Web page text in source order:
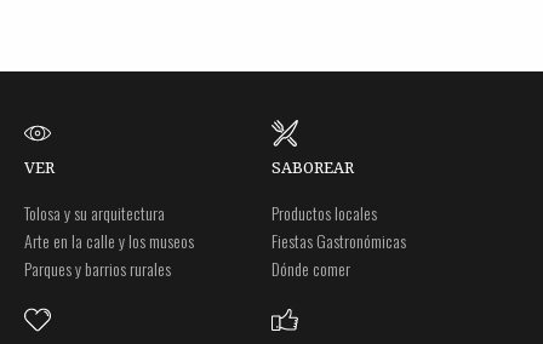
VER
Tolosa y su arquitectura
Arte en la calle y los museos
Parques y barrios rurales
SABOREAR
Productos locales
Fiestas Gastronómicas
Dónde comer